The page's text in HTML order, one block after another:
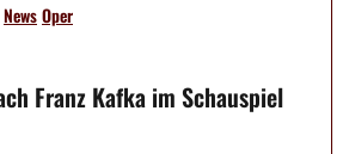
NewsOper
Franz Kafka im Schauspiel